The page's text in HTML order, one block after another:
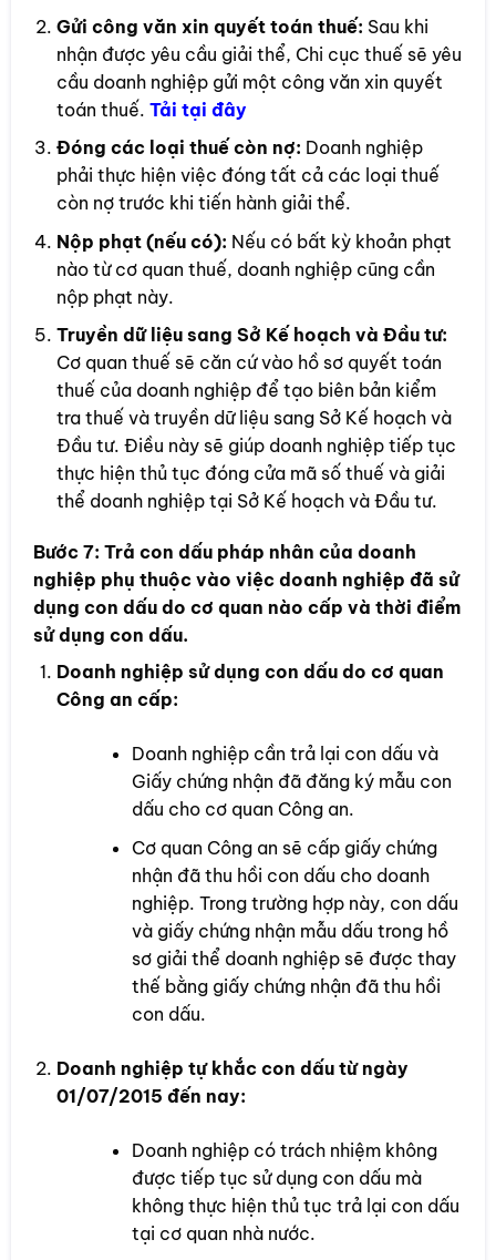
Gửi công văn xin quyết toán thuế: Sau khi
nhận được yêu cầu giải thể, Chi cục thuế sẽ yêu
cầu doanh nghiệp gửi một công văn xin quyết
toán thuế. Tải tại đây
Đóng các loại thuế còn nợ: Doanh nghiệp
phải thực hiện việc đóng tất cả các loại thuế
còn nợ trước khi tiến hành giải thể.
Nộp phạt (nếu có): Nếu có bất kỳ khoản phạt
nào từ cơ quan thuế, doanh nghiệp cũng cần
nộp phạt này.
Truyền dữ liệu sang Sở Kế hoạch và Đầu tư:
Cơ quan thuế sẽ căn cứ vào hồ sơ quyết toán
thuế của doanh nghiệp để tạo biên bản kiểm
tra thuế và truyền dữ liệu sang Sở Kế hoạch và
Đầu tư. Điều này sẽ giúp doanh nghiệp tiếp tục
thực hiện thủ tục đóng cửa mã số thuế và giải
thể doanh nghiệp tại Sở Kế hoạch và Đầu tư.
Bước 7: Trả con dấu pháp nhân của doanh
nghiệp phụ thuộc vào việc doanh nghiệp đã sử
dụng con dấu do cơ quan nào cấp và thời điểm
sử dụng con dấu.
Doanh nghiệp sử dụng con dấu do cơ quan
Công an cấp:
Doanh nghiệp cần trả lại con dấu và
Giấy chứng nhận đã đăng ký mẫu con
dấu cho cơ quan Công an.
Cơ quan Công an sẽ cấp giấy chứng
nhận đã thu hồi con dấu cho doanh
nghiệp. Trong trường hợp này, con dấu
và giấy chứng nhận mẫu dấu trong hồ
sơ giải thể doanh nghiệp sẽ được thay
thế bằng giấy chứng nhận đã thu hồi
con dấu.
Doanh nghiệp tự khắc con dấu từ ngày
01/07/2015 đến nay:
Doanh nghiệp có trách nhiệm không
được tiếp tục sử dụng con dấu mà
không thực hiện thủ tục trả lại con dấu
tại cơ quan nhà nước.